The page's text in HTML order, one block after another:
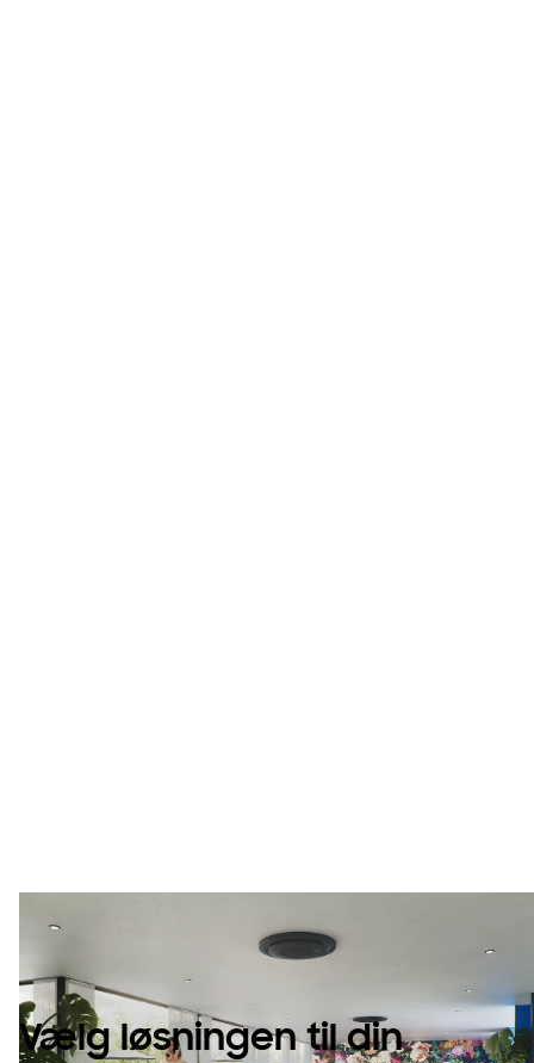
Vælg løsningen til din